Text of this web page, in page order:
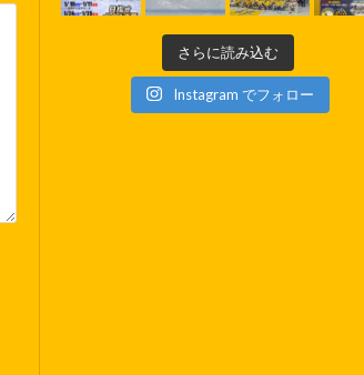
さらに読み込む
Instagram でフォロー